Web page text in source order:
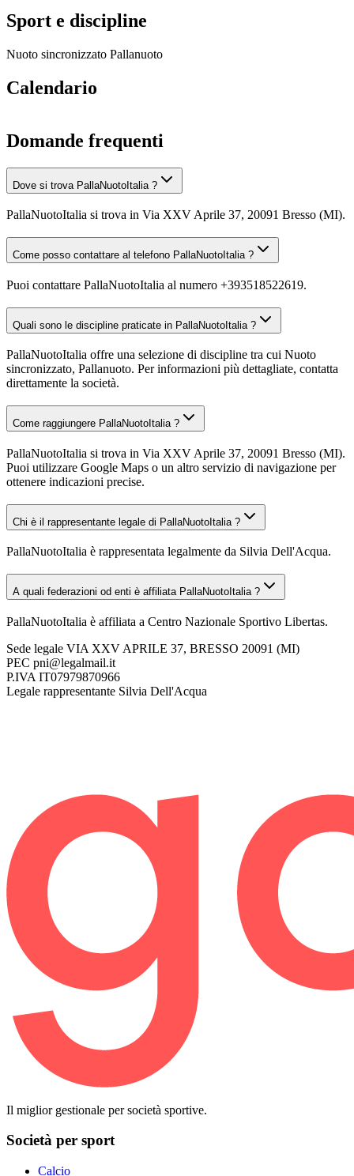
Sport e discipline
Nuoto sincronizzato Pallanuoto
Calendario
Domande frequenti
Dove si trova PallaNuotoItalia ?
PallaNuotoItalia si trova in Via XXV Aprile 37, 20091 Bresso (MI).
Come posso contattare al telefono PallaNuotoItalia ?
Puoi contattare PallaNuotoItalia al numero +393518522619.
Quali sono le discipline praticate in PallaNuotoItalia ?
PallaNuotoItalia offre una selezione di discipline tra cui Nuoto
sincronizzato, Pallanuoto. Per informazioni più dettagliate, contatta
direttamente la società.
Come raggiungere PallaNuotoItalia ?
PallaNuotoItalia si trova in Via XXV Aprile 37, 20091 Bresso (MI).
Puoi utilizzare Google Maps o un altro servizio di navigazione per
ottenere indicazioni precise.
Chi è il rappresentante legale di PallaNuotoItalia ?
PallaNuotoItalia è rappresentata legalmente da Silvia Dell'Acqua.
A quali federazioni od enti è affiliata PallaNuotoItalia ?
PallaNuotoItalia è affiliata a Centro Nazionale Sportivo Libertas.
Sede legale VIA XXV APRILE 37, BRESSO 20091 (MI)
PEC pni@legalmail.it
P.IVA IT07979870966
Legale rappresentante Silvia Dell'Acqua
Il miglior gestionale per società sportive.
Società per sport
Calcio